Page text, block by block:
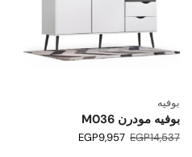
بوفيه
بوفيه مودرن M036
EGP14,537
EGP9,957